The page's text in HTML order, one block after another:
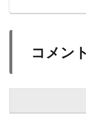
コメント